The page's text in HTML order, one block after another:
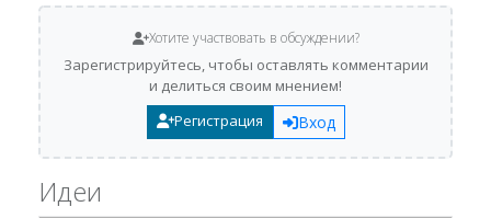
Хотите участвовать в обсуждении?
Зарегистрируйтесь, чтобы оставлять комментарии
и делиться своим мнением!
Регистрация
Вход
Идеи